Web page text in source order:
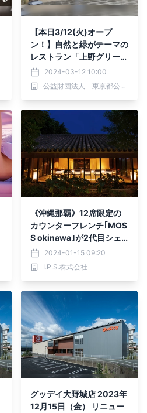
【本日3/12(火)オープ
ン！】自然と緑がテーマの
レストラン「上野グリーン
サロン」がリニューアル！
JR上野駅 公園改札から徒
歩1分、グリーンアーチが
2024-03-12 10:00
公益財団法人 東京都公園協会
《沖縄那覇》12席限定の
カウンターフレンチ｢MOS
S okinawa｣が2代目シェ
フを迎え1月19日(土)リニ
ューアルオープン
2024-01-15 09:20
I.P.S.株式会社
グッデイ大野城店 2023年
12月15日（金） リニュー